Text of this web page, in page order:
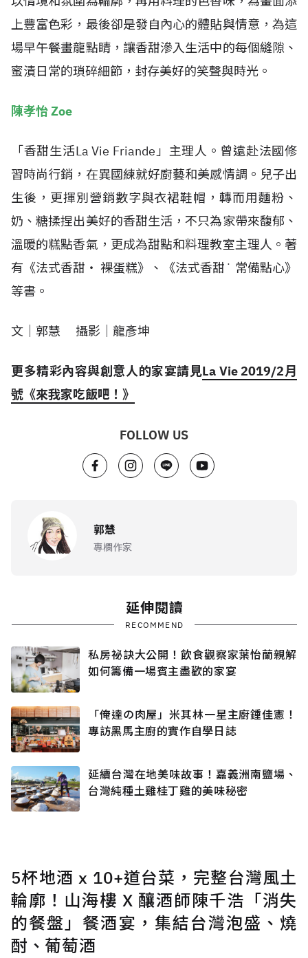
上豐富色彩，最後卻是發自內心的體貼與情意，為這
場早午餐畫龍點睛，讓香甜滲入生活中的每個縫隙、
蜜漬日常的瑣碎細節，封存美好的笑聲與時光。
陳孝怡 Zoe
「香甜生活La Vie Friande」主理人。曾遠赴法國修
習時尚行銷，在異國練就好廚藝和美感情調。兒子出
生後，更揮別營銷數字與衣裙鞋帽，轉而用麵粉、
奶、糖揉捏出美好的香甜生活，不只為家帶來馥郁、
溫暖的糕點香氣，更成為甜點和料理教室主理人。著
有《法式香甜‧ 裸蛋糕》、《法式香甜˙ 常備點心》
等書。
文｜郭慧 攝影｜龍彥坤
更多精彩內容與創意人的家宴請見La Vie 2019/2月
號《來我家吃飯吧！》
FOLLOW US
郭慧
專欄作家
延伸閱讀
RECOMMEND
私房祕訣大公開！飲食觀察家葉怡蘭親解
如何籌備一場賓主盡歡的家宴
「俺達の肉屋」米其林一星主廚鍾佳憲！
專訪黑馬主廚的實作自學日誌
延續台灣在地美味故事！嘉義洲南鹽場、
台灣純種土雞桂丁雞的美味秘密
5杯地酒 x 10+道台菜，完整台灣風土
輪廓！山海樓 X 釀酒師陳千浩「消失
的餐盤」餐酒宴，集結台灣泡盛、燒
酎、葡萄酒